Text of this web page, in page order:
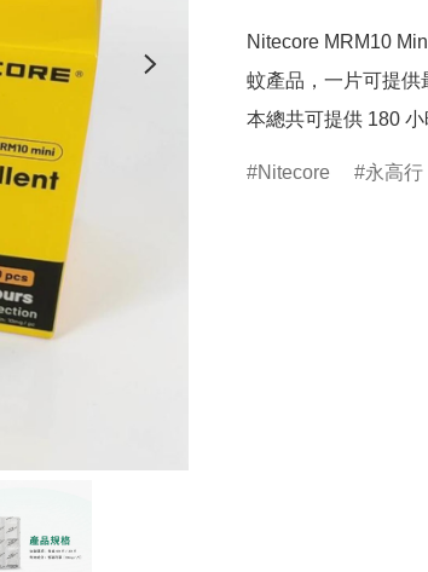
Nitecore MRM10
蚊產品，一片可提供
Nitecore 永高行